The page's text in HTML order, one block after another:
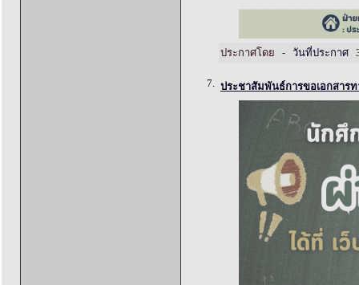
ประกาศโดย - วันที่ประกาศ
7. ประชาสัมพันธ์การขอเอกสาร